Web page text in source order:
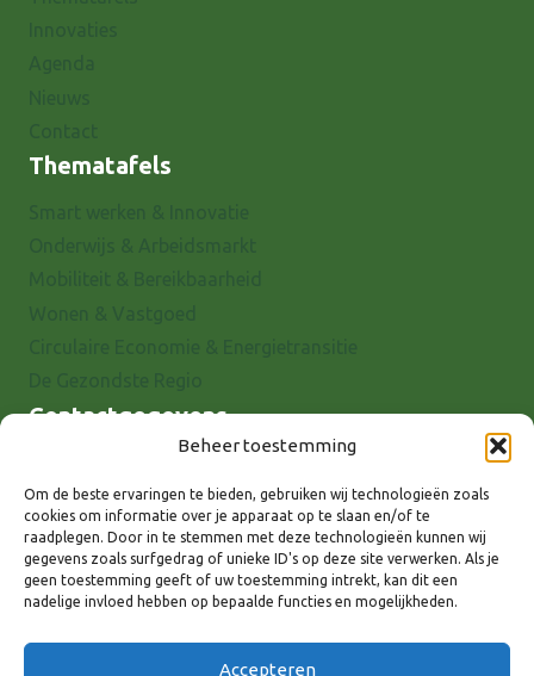
Beheer toestemming
Om de beste ervaringen te bieden, gebruiken wij technologieën zoals
cookies om informatie over je apparaat op te slaan en/of te
raadplegen. Door in te stemmen met deze technologieën kunnen wij
gegevens zoals surfgedrag of unieke ID's op deze site verwerken. Als je
geen toestemming geeft of uw toestemming intrekt, kan dit een
nadelige invloed hebben op bepaalde functies en mogelijkheden.
Accepteren
Thematafels
Contactgegevens
7001 EX Doetinchem
E-mail: info@8rhk.nl
Telefoonnummers
Privacyverklaring